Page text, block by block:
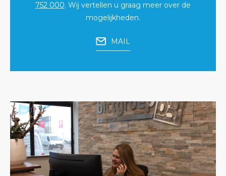
752 000. Wij vertellen u graag meer over de
mogelijkheden.
MAIL